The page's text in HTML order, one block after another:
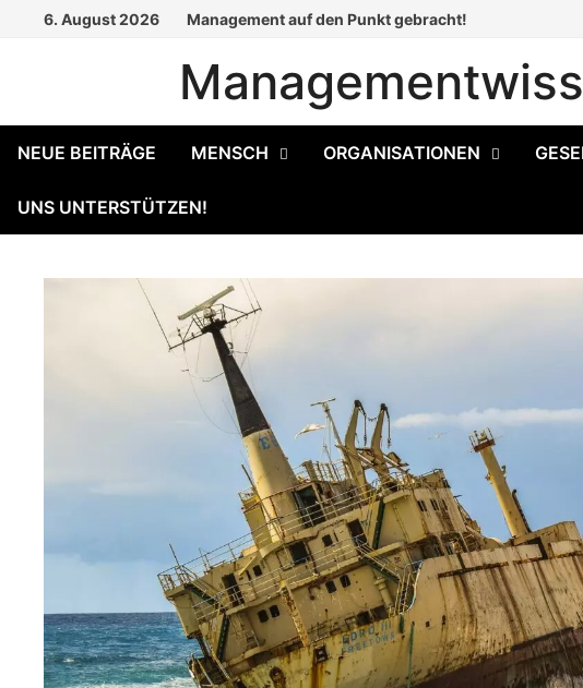
6. August 2026 Management auf den Punkt gebracht!
NEUE BEITRÄGE MENSCH ORGANISATIONEN
UNS UNTERSTÜTZEN!